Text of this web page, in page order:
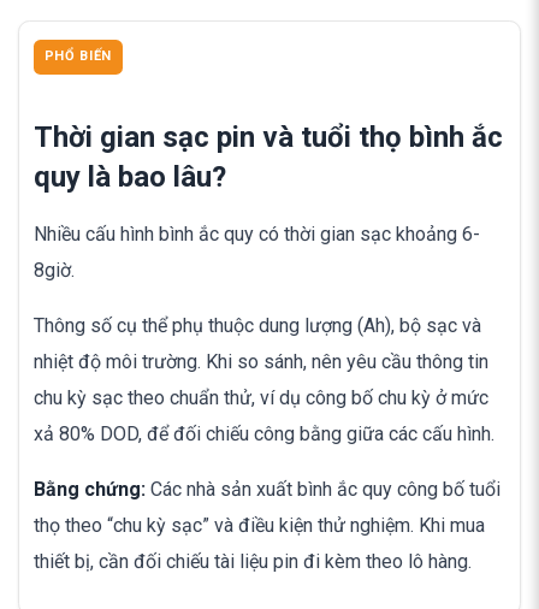
PHỔ BIẾN
Thời gian sạc pin và tuổi thọ bình ắc
quy là bao lâu?
Nhiều cấu hình bình ắc quy có thời gian sạc khoảng 6-
8giờ.
Thông số cụ thể phụ thuộc dung lượng (Ah), bộ sạc và
nhiệt độ môi trường. Khi so sánh, nên yêu cầu thông tin
chu kỳ sạc theo chuẩn thử, ví dụ công bố chu kỳ ở mức
xả 80% DOD, để đối chiếu công bằng giữa các cấu hình.
Bằng chứng: Các nhà sản xuất bình ắc quy công bố tuổi
thọ theo “chu kỳ sạc” và điều kiện thử nghiệm. Khi mua
thiết bị, cần đối chiếu tài liệu pin đi kèm theo lô hàng.